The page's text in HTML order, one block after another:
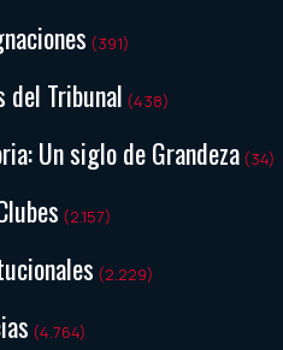
(391)
del Tribunal (438)
Un siglo de Grandeza (34)
(2.157)
(2.229)
(4.764)